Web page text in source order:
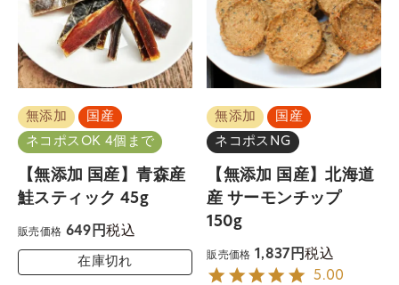
無添加
国産
ネコポスOK 4個まで
【無添加 国産】青森産
鮭スティック 45g
販売価格 649 税込
在庫切れ
無添加
国産
ネコポスNG
【無添加 国産】北海道
産 サーモンチップ
150g
販売価格 1,837 税込
5.00